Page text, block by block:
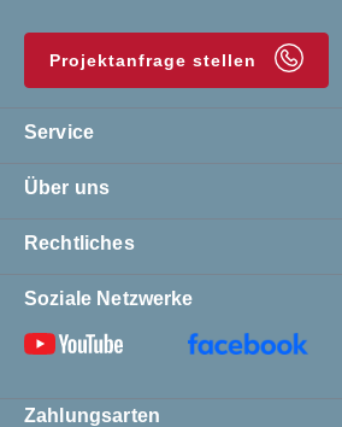
Projektanfrage stellen
Service
Über uns
Rechtliches
Soziale Netzwerke
Zahlungsarten